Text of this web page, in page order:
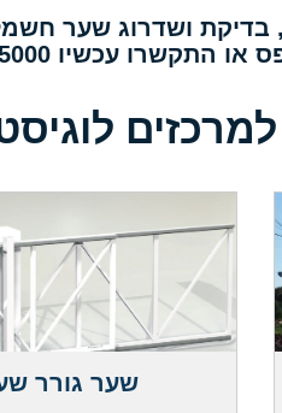
בדיקת ושדרוג שער
עכשיו 03-6545000
שער גורר